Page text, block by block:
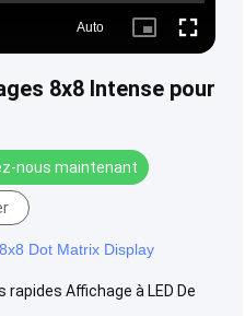
Auto
Picture- Fullscreen
8x8 Intense pour
nous maintenant
Dot Matrix Display
Affichage à LED De